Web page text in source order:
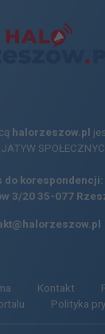
halorzeszow.pl
do korespondencji:
3/20 35-077
Kontakt
Polityka